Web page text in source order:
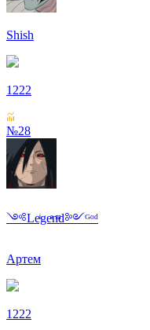
Shish
1222
№28
༺Leͥgeͣnͫd༻ᴳᵒᵈ
Артем
1222